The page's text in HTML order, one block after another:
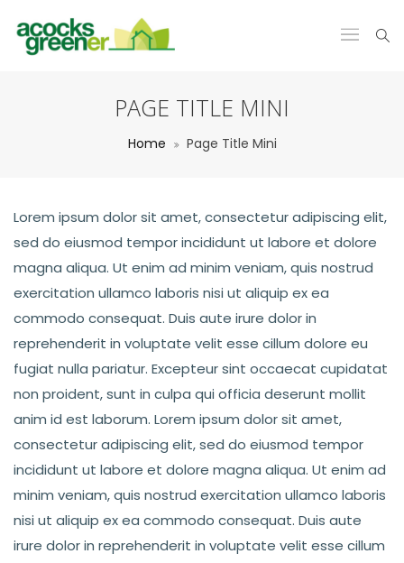
PAGE TITLE MINI
Home Page Title Mini
Lorem ipsum dolor sit amet, consectetur adipiscing elit,
sed do eiusmod tempor incididunt ut labore et dolore
magna aliqua. Ut enim ad minim veniam, quis nostrud
exercitation ullamco laboris nisi ut aliquip ex ea
commodo consequat. Duis aute irure dolor in
reprehenderit in voluptate velit esse cillum dolore eu
fugiat nulla pariatur. Excepteur sint occaecat cupidatat
non proident, sunt in culpa qui officia deserunt mollit
anim id est laborum. Lorem ipsum dolor sit amet,
consectetur adipiscing elit, sed do eiusmod tempor
incididunt ut labore et dolore magna aliqua. Ut enim ad
minim veniam, quis nostrud exercitation ullamco laboris
nisi ut aliquip ex ea commodo consequat. Duis aute
irure dolor in reprehenderit in voluptate velit esse cillum